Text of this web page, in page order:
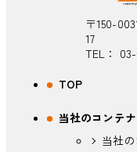
〒150-
17
TEL：
TOP
当社のコンテ
当社